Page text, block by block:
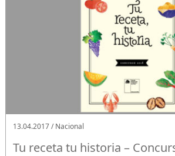
13.04.2017 / Nacional
Tu receta tu historia –